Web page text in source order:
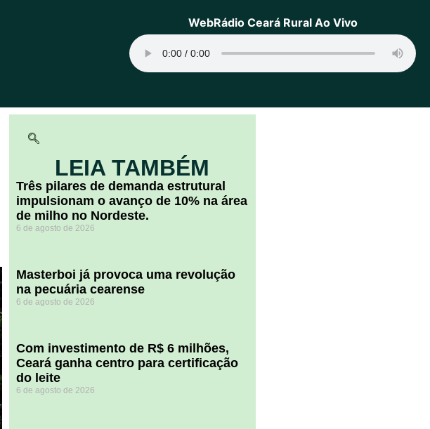
WebRádio Ceará Rural Ao Vivo
LEIA TAMBÉM
​Três pilares de demanda estrutural
impulsionam o avanço de 10% na área
de milho no Nordeste.
6 de agosto de 2026
Masterboi já provoca uma revolução
na pecuária cearense
6 de agosto de 2026
Com investimento de R$ 6 milhões,
Ceará ganha centro para certificação
do leite
6 de agosto de 2026